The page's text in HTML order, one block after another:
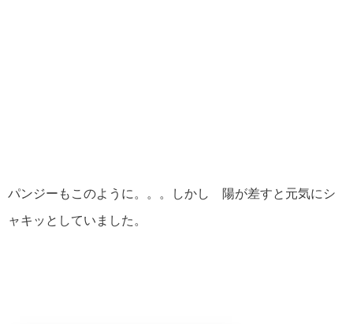
パンジーもこのように。。。しかし 陽が差すと元気にシ
ャキッとしていました。